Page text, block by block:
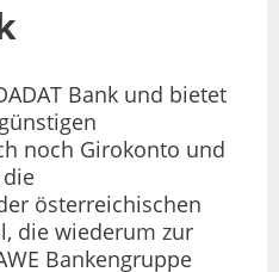
Bank und bietet
noch Girokonto und
österreichischen
die wiederum zur
Bankengruppe